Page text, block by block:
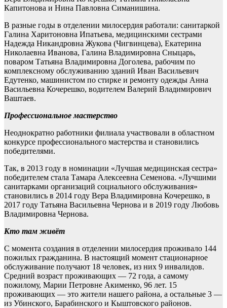
Капитонова и Нина Павловна Симанишина.
В разные годы в отделении милосердия работали: санитаркой
Галина Харитоновна Ипатьева, медицинскими сестрами
Надежда Никандровна Жукова (Чигвинцева), Екатерина
Николаевна Иванова, Галина Владимировна Сныцарь,
поваром Татьяна Владимировна Доголева, рабочим по
комплексному обслуживанию зданий Иван Васильевич
Едутенко, машинистом по стирке и ремонту одежды Анна
Васильевна Кочерешко, водителем Валерий Владимирович
Ваштаев.
Профессиональное мастерство
Неоднократно работники филиала участвовали в областном
конкурсе профессионального мастерства и становились
победителями.
Так, в 2013 году в номинации «Лучшая медицинская сестра»
победителем стала Тамара Алексеевна Семенова. «Лучшими
санитарками организаций социального обслуживания»
становились в 2014 году Вера Владимировна Кочерешко, в
2017 году Татьяна Васильевна Чернова и в 2019 году Любовь
Владимировна Чернова.
Кто там живёт
С момента создания в отделении милосердия проживало 144
пожилых гражданина. В настоящий момент стационарное
обслуживание получают 18 человек, из них 9 инвалидов.
Средний возраст проживающих — 72 года, а самому
пожилому, Марии Петровне Акименко, 96 лет. 15
проживающих — это жители нашего района, а остальные 3 —
из Убинского, Барабинского и Кыштовского районов.